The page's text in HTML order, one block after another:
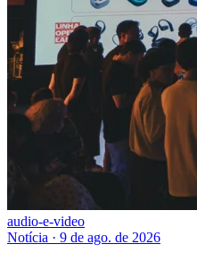
audio-e-video
Notícia · 9 de ago. de 2026